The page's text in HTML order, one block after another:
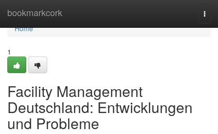
bookmarkcork
Home
Home
1
Facility Management
Deutschland: Entwicklungen
und Probleme